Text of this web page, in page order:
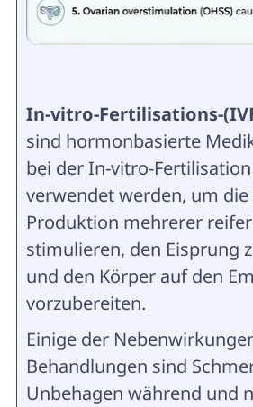
In-vitro-Fertilisations-
sind hormonbasierte
bei der In-vitro-Fertilisation
verwendet werden, um die
Produktion mehrerer reifer
stimulieren, den Eisprung
und den Körper auf den
vorzubereiten.
Einige der
Behandlungen sind
Unbehagen während und